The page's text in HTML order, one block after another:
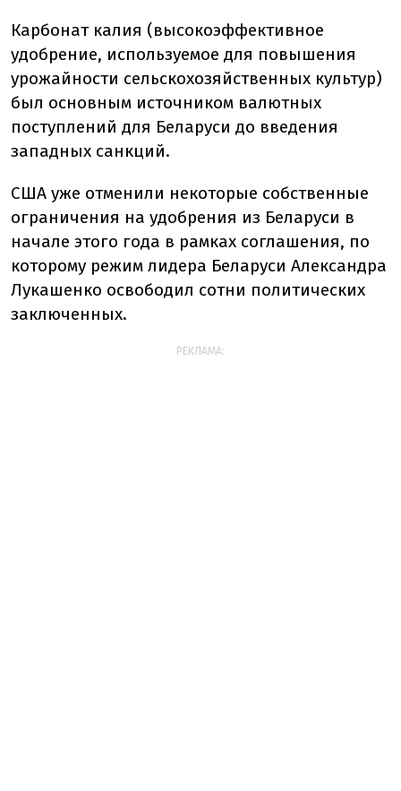
Карбонат калия (высокоэффективное
удобрение, используемое для повышения
урожайности сельскохозяйственных культур)
был основным источником валютных
поступлений для Беларуси до введения
западных санкций.
США уже отменили некоторые собственные
ограничения на удобрения из Беларуси в
начале этого года в рамках соглашения, по
которому режим лидера Беларуси Александра
Лукашенко освободил сотни политических
заключенных.
РЕКЛАМА: